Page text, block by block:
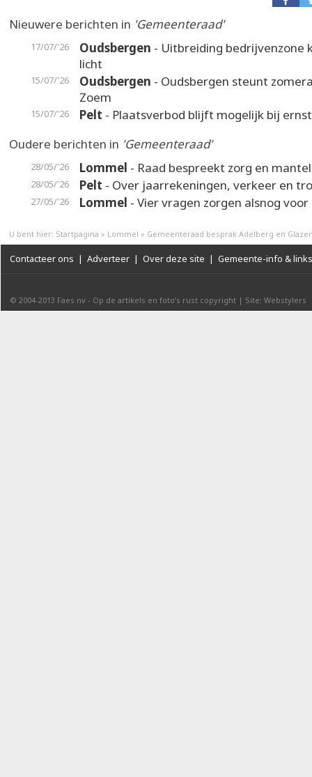
Nieuwere berichten in 'Gemeenteraad'
17/07/'26 Oudsbergen - Uitbreiding bedrijvenzone
licht
15/07/'26 Oudsbergen - Oudsbergen steunt
Zoem
15/07/'26 Pelt - Plaatsverbod blijft mogelijk bij
Oudere berichten in 'Gemeenteraad'
28/05/'26 Lommel - Raad bespreekt zorg en
28/05/'26 Pelt - Over jaarrekeningen, verkeer en
27/05/'26 Lommel - Vier vragen zorgen alsnog
U bent hier: Startpagina » Lommel » Gemeenteraad besprak Adelberg en
Contacteer ons | Adverteer | Over deze site | Gemeente-info & links
© 2004-2013 Faes nv - Op de artikels en foto’s rust copyright | Site: Webstylers